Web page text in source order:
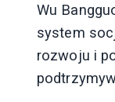
Wu
system
rozwoju i